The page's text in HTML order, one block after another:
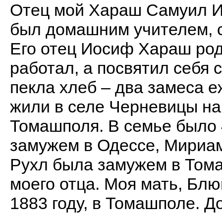
Отец мой Хараш Самуил
был домашним учителем,
Его отец Иосиф Хараш
работал, а посвятил себя
пекла хлеб – два замеса
жили в селе Черневицы
Томашполя. В семье было
замужем в Одессе,
Рухл была замужем в
моего отца. Моя мать,
1883 году, в Томашполе.